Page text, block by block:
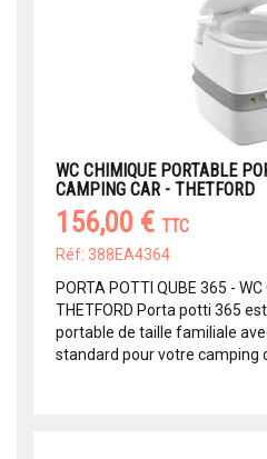
WC CHIMIQUE PORTABLE
CAMPING CAR - THETFORD
156,00 € TTC
Réf: 388EA4364
PORTA POTTI QUBE 365 - WC
THETFORD Porta potti 365
portable de taille familiale
standard pour votre camping